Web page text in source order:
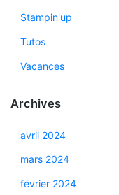
Stampin'up
Tutos
Vacances
Archives
avril 2024
mars 2024
février 2024